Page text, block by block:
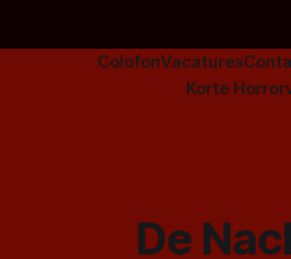
ColofonVacatures
Korte
De